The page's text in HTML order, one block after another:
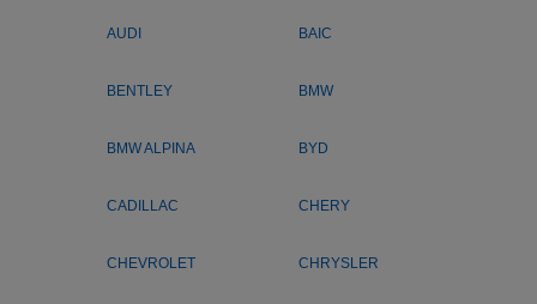
AUDI BAIC
BENTLEY BMW
BMW ALPINA BYD
CADILLAC CHERY
CHEVROLET CHRYSLER